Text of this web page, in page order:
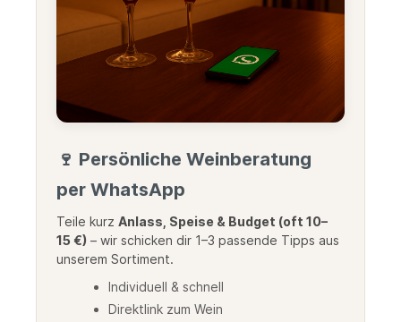
🍷 Persönliche Weinberatung
per WhatsApp
Teile kurz Anlass, Speise & Budget (oft 10–
15 €) – wir schicken dir 1–3 passende Tipps aus
unserem Sortiment.
Individuell & schnell
Direktlink zum Wein